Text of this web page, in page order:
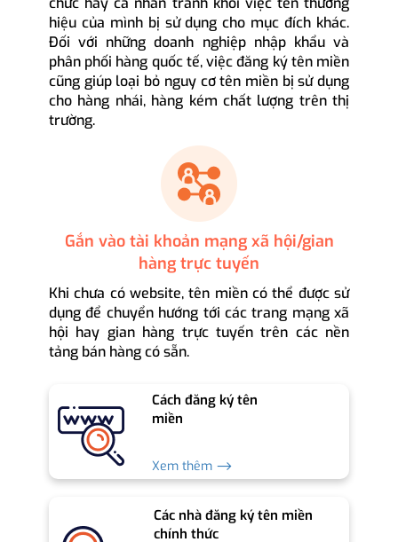
hiệu của mình bị sử dụng cho mục đích khác.
Đối với những doanh nghiệp nhập khẩu và
phân phối hàng quốc tế, việc đăng ký tên miền
cũng giúp loại bỏ nguy cơ tên miền bị sử dụng
cho hàng nhái, hàng kém chất lượng trên thị
trường.
Gắn vào tài khoản mạng xã hội/gian
hàng trực tuyến
Khi chưa có website, tên miền có thể được sử
dụng để chuyển hướng tới các trang mạng xã
hội hay gian hàng trực tuyến trên các nền
tảng bán hàng có sẵn.
Cách đăng ký tên
miền
Xem thêm ⟶
Các nhà đăng ký tên miền
chính thức